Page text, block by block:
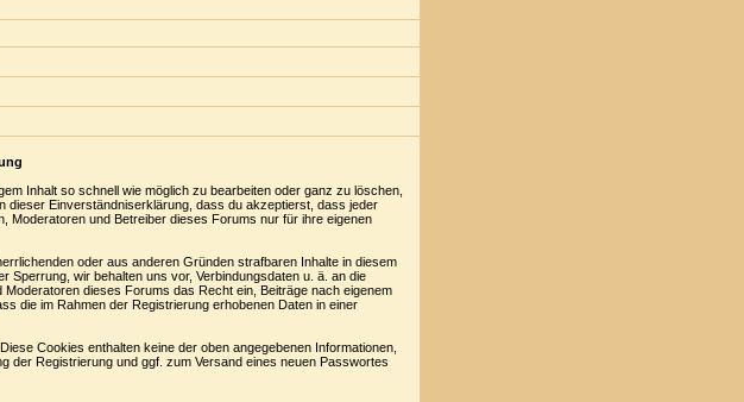
Inhalt so schnell wie möglich zu bearbeiten oder ganz zu löschen,
dieser Einverständniserklärung, dass du akzeptierst, dass jeder
Moderatoren und Betreiber dieses Forums nur für ihre eigenen
oder aus anderen Gründen strafbaren Inhalte in diesem
wir behalten uns vor, Verbindungsdaten u. ä. an die
dieses Forums das Recht ein, Beiträge nach eigenem
die im Rahmen der Registrierung erhobenen Daten in einer
Cookies enthalten keine der oben angegebenen Informationen,
der Registrierung und ggf. zum Versand eines neuen Passwortes